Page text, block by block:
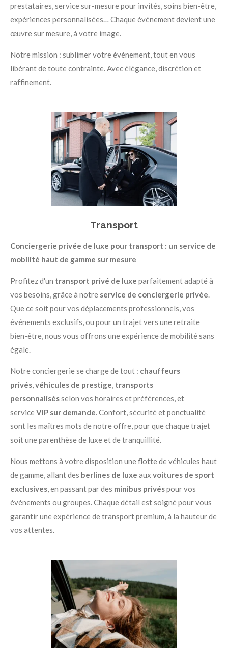
prestataires, service sur-mesure pour invités, soins bien-être,
expériences personnalisées… Chaque événement devient une
œuvre sur mesure, à votre image.
Notre mission : sublimer votre événement, tout en vous
libérant de toute contrainte. Avec élégance, discrétion et
raffinement.
Transport
Conciergerie privée de luxe pour transport : un service de
mobilité haut de gamme sur mesure
Profitez d'un transport privé de luxe parfaitement adapté à
vos besoins, grâce à notre service de conciergerie privée.
Que ce soit pour vos déplacements professionnels, vos
événements exclusifs, ou pour un trajet vers une retraite
bien-être, nous vous offrons une expérience de mobilité sans
égale.
Notre conciergerie se charge de tout : chauffeurs
privés,véhicules de prestige, transports
personnalisésselon vos horaires et préférences, et
serviceVIP sur demande. Confort, sécurité et ponctualité
sont les maîtres mots de notre offre, pour que chaque trajet
soit une parenthèse de luxe et de tranquillité.
Nous mettons à votre disposition une flotte de véhicules haut
de gamme, allant des berlines de luxe aux voitures de sport
exclusives, en passant par des minibus privéspour vos
événements ou groupes. Chaque détail est soigné pour vous
garantir une expérience de transport premium, à la hauteur de
vos attentes.